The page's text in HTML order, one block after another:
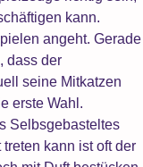
kann.
angeht. Gerade
dass der
seine Mitkatzen
erste Wahl.
Selbsgebasteltes
kann ist oft der